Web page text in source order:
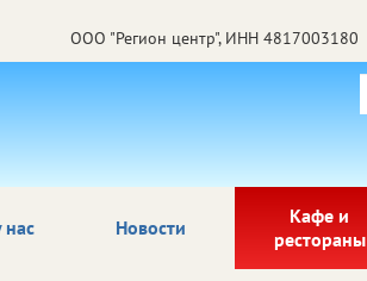
ООО "Регион центр", ИНН 4817003180
нас Новости
Кафе и
рестораны